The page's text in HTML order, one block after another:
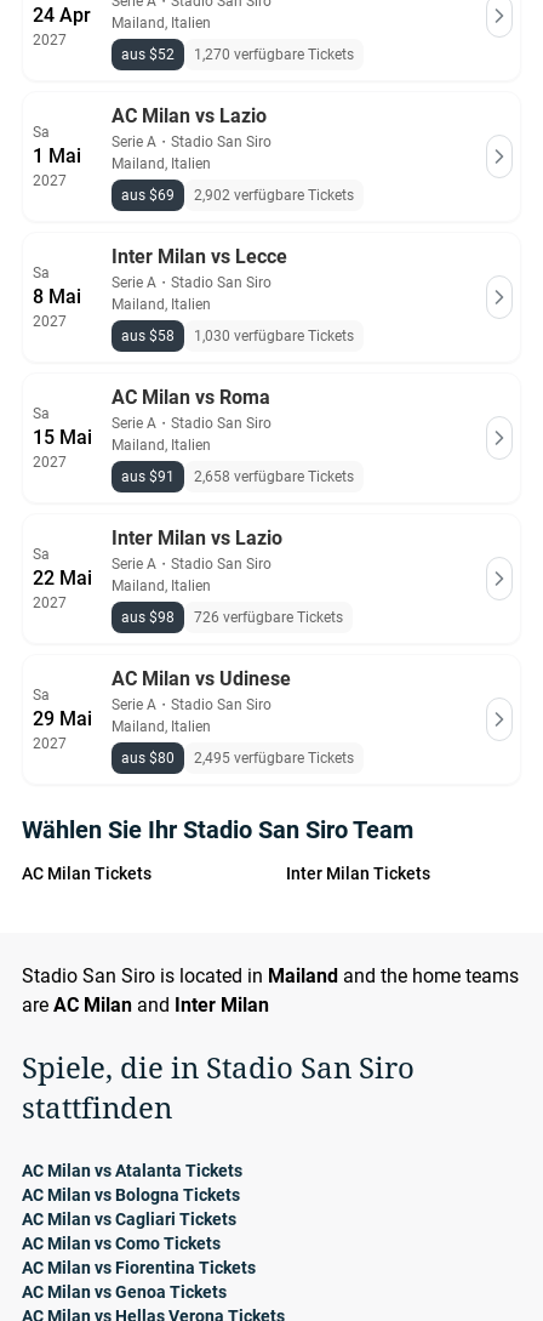
24 Apr
2027
Mailand, Italien
aus $52
1,270 verfügbare Tickets
Sa
1 Mai
2027
AC Milan vs Lazio
Serie A ・ Stadio San Siro
Mailand, Italien
aus $69
2,902 verfügbare Tickets
Sa
8 Mai
2027
Inter Milan vs Lecce
Serie A ・ Stadio San Siro
Mailand, Italien
aus $58
1,030 verfügbare Tickets
Sa
15 Mai
2027
AC Milan vs Roma
Serie A ・ Stadio San Siro
Mailand, Italien
aus $91
2,658 verfügbare Tickets
Sa
22 Mai
2027
Inter Milan vs Lazio
Serie A ・ Stadio San Siro
Mailand, Italien
aus $98
726 verfügbare Tickets
Sa
29 Mai
2027
AC Milan vs Udinese
Serie A ・ Stadio San Siro
Mailand, Italien
aus $80
2,495 verfügbare Tickets
Wählen Sie Ihr Stadio San Siro Team
AC Milan Tickets Inter Milan Tickets
Stadio San Siro is located in Mailand and the home teams
are AC Milan and Inter Milan
Spiele, die in Stadio San Siro
stattfinden
AC Milan vs Atalanta Tickets
AC Milan vs Bologna Tickets
AC Milan vs Cagliari Tickets
AC Milan vs Como Tickets
AC Milan vs Fiorentina Tickets
AC Milan vs Genoa Tickets
AC Milan vs Hellas Verona Tickets